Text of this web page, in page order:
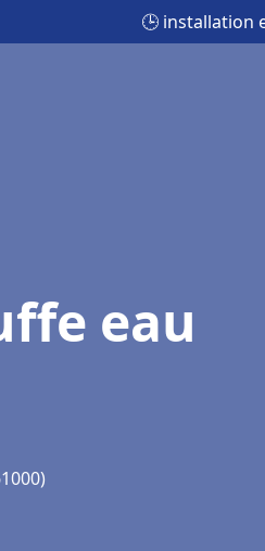
🕒 installation
eau